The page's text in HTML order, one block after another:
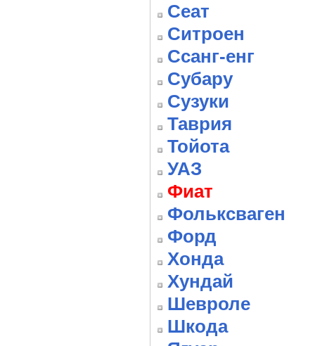
Сеат
Ситроен
Ссанг-енг
Субару
Сузуки
Таврия
Тойота
УАЗ
Фиат
Фольксваген
Форд
Хонда
Хундай
Шевроле
Шкода